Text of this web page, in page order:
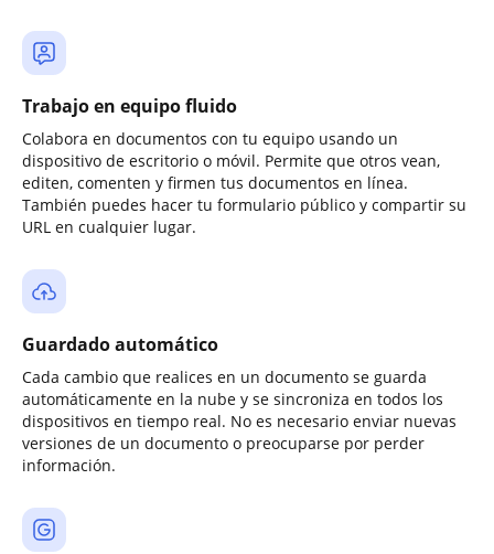
Trabajo en equipo fluido
Colabora en documentos con tu equipo usando un
dispositivo de escritorio o móvil. Permite que otros vean,
editen, comenten y firmen tus documentos en línea.
También puedes hacer tu formulario público y compartir su
URL en cualquier lugar.
Guardado automático
Cada cambio que realices en un documento se guarda
automáticamente en la nube y se sincroniza en todos los
dispositivos en tiempo real. No es necesario enviar nuevas
versiones de un documento o preocuparse por perder
información.